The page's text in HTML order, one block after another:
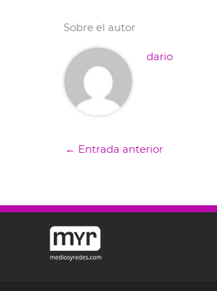
Sobre el autor
dario
← Entrada anterior